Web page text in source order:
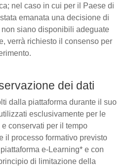
nel caso in cui per il Paese di
emanata una decisione di
siano disponibili adeguate
verrà richiesto il consenso per
dei dati
dalla piattaforma durante il suo
esclusivamente per le
conservati per il tempo
il processo formativo previsto
e-Learning* e con
di limitazione della